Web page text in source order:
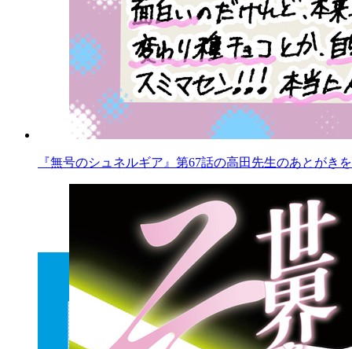
『無号のシュネルギア』第67話の高田先生のあとがき